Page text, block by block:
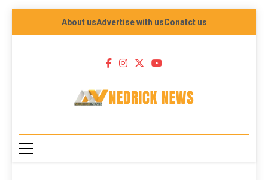
About usAdvertise with usConatct us
NEDRICK NEWS